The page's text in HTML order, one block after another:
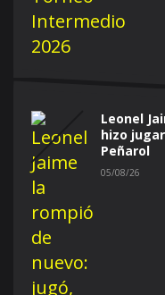
Leonel
hizo
Peñarol
05/08/26